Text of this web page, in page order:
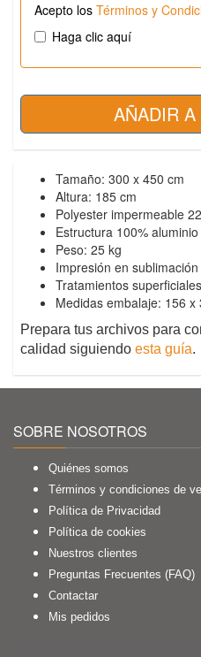
Acepto los Términos y
Haga clic aquí
Tamaño: 300 x 450 cm
Altura: 185 cm
Polyester impermeable
Estructura 100%
Peso: 25 kg
Impresión en sublimación
Tratamientos
Medidas embalaje: 156 x
Prepara tus archivos para
calidad siguiendo esta guía.
SOBRE NOSOTROS
Quiénes somos
Términos y condiciones de
Política de Privacidad
Política de cookies
Nuestros clientes
Preguntas Frecuentes (FAQ)
Contactar
Mis pedidos